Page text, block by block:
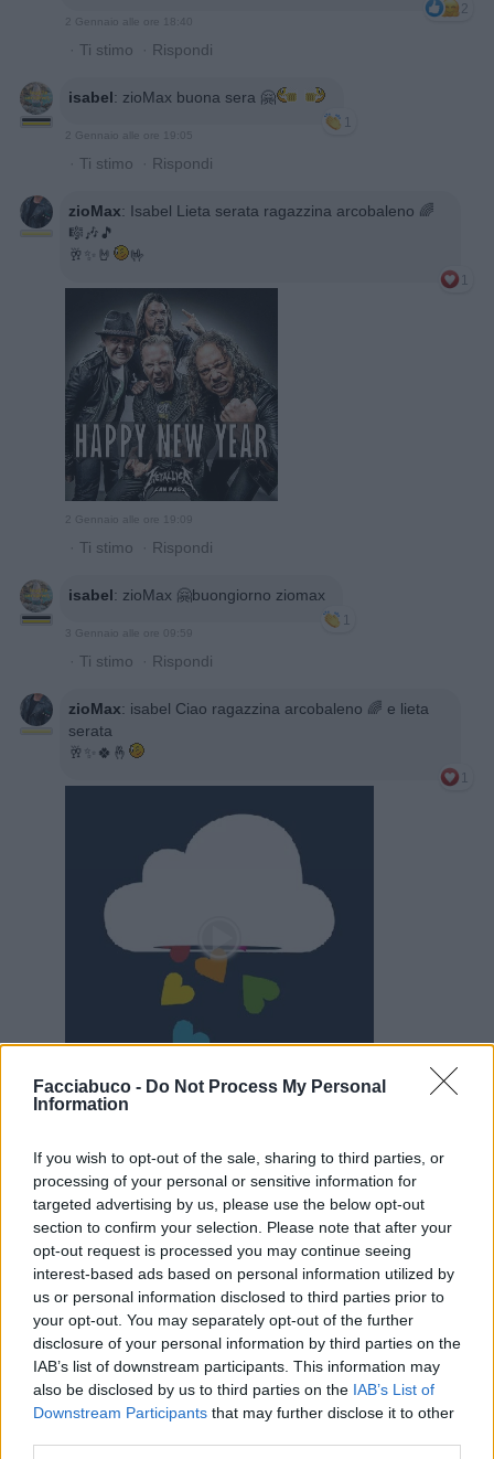
Facciabuco - Do Not Process My Personal
Information
If you wish to opt-out of the sale, sharing to third parties, or
processing of your personal or sensitive information for
targeted advertising by us, please use the below opt-out
section to confirm your selection. Please note that after your
opt-out request is processed you may continue seeing
interest-based ads based on personal information utilized by
us or personal information disclosed to third parties prior to
your opt-out. You may separately opt-out of the further
disclosure of your personal information by third parties on the
IAB’s list of downstream participants. This information may
also be disclosed by us to third parties on the IAB’s List of
Downstream Participants that may further disclose it to other
2
2 Gennaio alle ore 18:40
· Ti stimo · Rispondi
isabel: zioMax buona sera 🤗
1
2 Gennaio alle ore 19:05
· Ti stimo · Rispondi
zioMax: Isabel Lieta serata ragazzina arcobaleno 🌈
🎼🎶🎵
🥂✨️🤘
🤟
1
2 Gennaio alle ore 19:09
· Ti stimo · Rispondi
isabel: zioMax 🤗buongiorno ziomax
1
3 Gennaio alle ore 09:59
· Ti stimo · Rispondi
zioMax: isabel Ciao ragazzina arcobaleno 🌈 e lieta
serata
🥂✨️🍀🤞
1
Animazione Leggerissima (0.02 Mb)
Celeste :Good sunday
4 Gennaio alle ore 07:23
·Ti stimo·Rispondi
zioMax
Celeste Buongì buondì Fanciulla
☕️✨️☕️🍀💞🤞